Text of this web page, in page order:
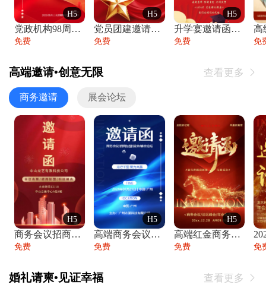
H5
党政机构98周年八一建军节庆祝晚会活动邀
免费
H5
党员团建邀请函党建活动风采党会工作汇报总
免费
H5
升学宴邀请函喜报金榜题名高端谢师宴邀请函
免费 免
高端邀请•创意无限 查看更多 
商务邀请 展会论坛
H5
商务会议招商展会科技峰会邀请函年会邀请
免费
H5
高端商务会议招商加盟展会峰会论坛邀请函
免费
H5
高端红金商务会议年会年终盛典答谢邀请函
免费 免
婚礼请柬•见证幸福 查看更多 